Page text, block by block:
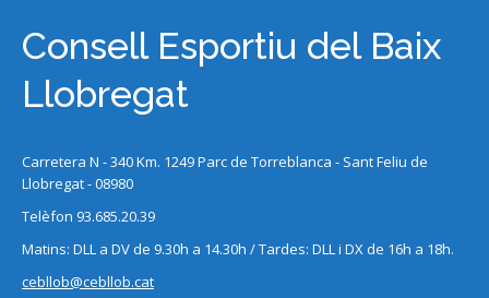
Consell Esportiu del Baix
Llobregat
Carretera N - 340 Km. 1249 Parc de Torreblanca - Sant Feliu de
Llobregat - 08980
Telèfon 93.685.20.39
Matins: DLL a DV de 9.30h a 14.30h / Tardes: DLL i DX de 16h a 18h.
cebllob@cebllob.cat